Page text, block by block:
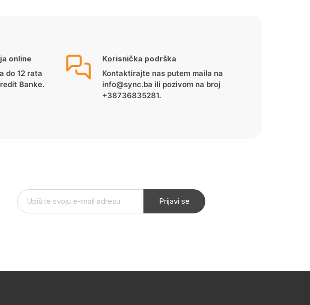
online
do 12 rata
Banke.
Korisnička podrška
Kontaktirajte nas putem maila na
info@sync.ba ili pozivom na broj
+38736835281.
Prijavi se